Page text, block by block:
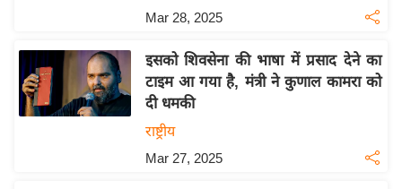
ब
ज
ट
Mar 28, 2025
इसको शिवसेना की भाषा में प्रसाद देने का
टाइम आ गया है, मंत्री ने कुणाल कामरा को
दी धमकी
राष्ट्रीय
Mar 27, 2025